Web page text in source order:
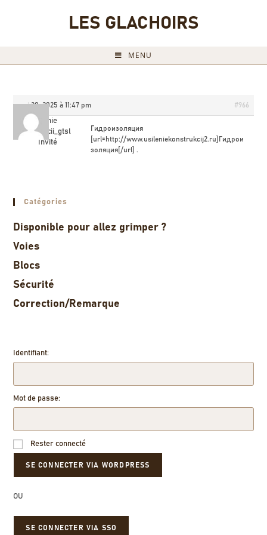
LES GLACHOIRS
MENU
mai 30, 2025 à 11:47 pm #966
Ysilenie
konstrykcii_gtsl
Invité
Гидроизоляция
[url=http://www.usileniekonstrukcij2.ru]Гидрои
золяция[/url] .
Catégories
Disponible pour allez grimper ?
Voies
Blocs
Sécurité
Correction/Remarque
Identifiant:
Mot de passe:
Rester connecté
OU
SE CONNECTER VIA SSO